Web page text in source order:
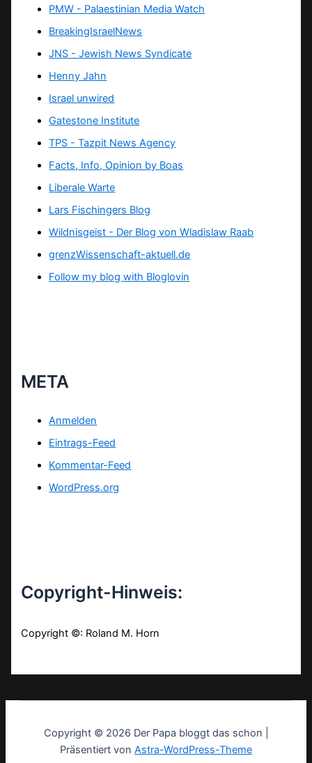
PMW - Palaestinian Media Watch
BreakingIsraelNews
JNS - Jewish News Syndicate
Henny Jahn
Israel unwired
Gatestone Institute
TPS -Tazpit News Agency
Facts, Info, Opinion by Boas
Liberale Warte
Lars Fischingers Blog
Wildnisgeist - Der Blog von Wladislaw Raab
grenzWissenschaft-aktuell.de
Follow my blog with Bloglovin
META
Anmelden
Eintrags-Feed
Kommentar-Feed
WordPress.org
Copyright-Hinweis:
Copyright ©: Roland M. Horn
Copyright © 2026 Der Papa bloggt das schon |
Präsentiert von Astra-WordPress-Theme